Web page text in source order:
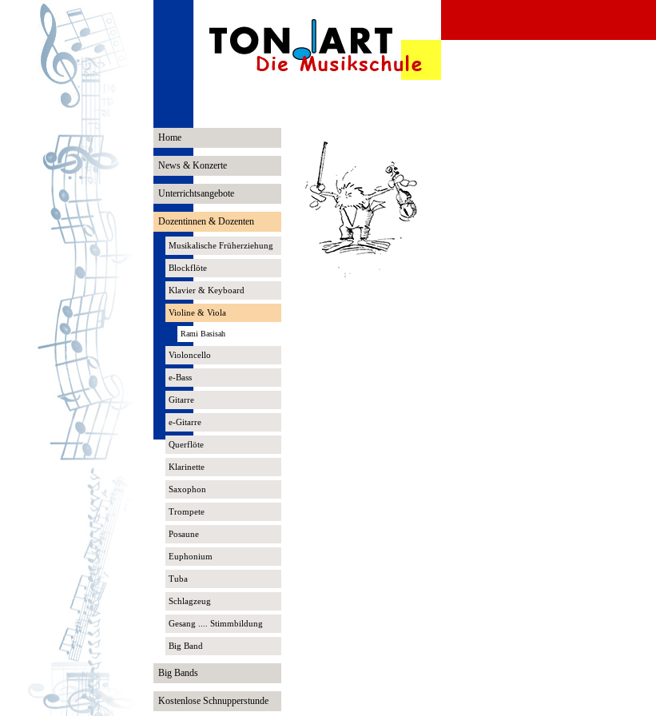
Home
News & Konzerte
Unterrichtsangebote
Dozentinnen & Dozenten
Musikalische Früherziehung
Blockflöte
Klavier & Keyboard
Violine & Viola
Rami Basisah
Violoncello
e-Bass
Gitarre
e-Gitarre
Querflöte
Klarinette
Saxophon
Trompete
Posaune
Euphonium
Tuba
Schlagzeug
Gesang .... Stimmbildung
Big Band
Big Bands
Kostenlose Schnupperstunde